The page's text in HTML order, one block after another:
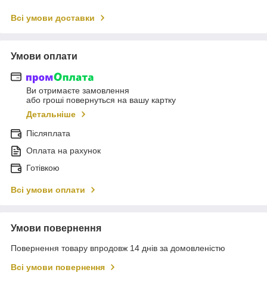
Всі умови доставки
Умови оплати
Ви отримаєте замовлення
або гроші повернуться на вашу картку
Детальніше
Післяплата
Оплата на рахунок
Готівкою
Всі умови оплати
Умови повернення
Повернення товару впродовж 14 днів за домовленістю
Всі умови повернення